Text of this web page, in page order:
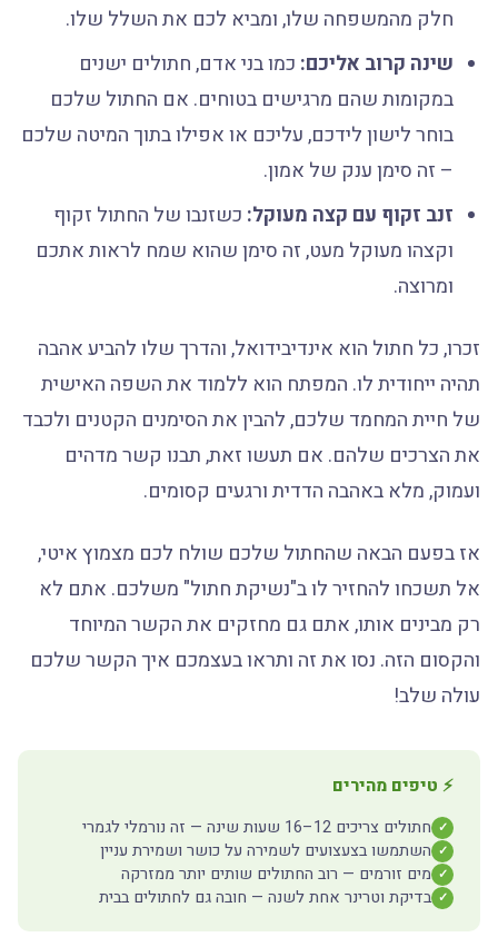
חלק מהמשפחה שלו, ומביא לכם את השלל שלו.
שינה קרוב אליכם:כמו בני אדם, חתולים ישנים
במקומות שהם מרגישים בטוחים. אם החתול שלכם
בוחר לישון לידכם, עליכם או אפילו בתוך המיטה שלכם
– זה סימן ענק של אמון.
זנב זקוף עם קצה מעוקל:כשזנבו של החתול זקוף
וקצהו מעוקל מעט, זה סימן שהוא שמח לראות אתכם
ומרוצה.
זכרו, כל חתול הוא אינדיבידואל, והדרך שלו להביע אהבה
תהיה ייחודית לו. המפתח הוא ללמוד את השפה האישית
של חיית המחמד שלכם, להבין את הסימנים הקטנים ולכבד
את הצרכים שלהם. אם תעשו זאת, תבנו קשר מדהים
ועמוק, מלא באהבה הדדית ורגעים קסומים.
אז בפעם הבאה שהחתול שלכם שולח לכם מצמוץ איטי,
אל תשכחו להחזיר לו ב"נשיקת חתול" משלכם. אתם לא
רק מבינים אותו, אתם גם מחזקים את הקשר המיוחד
והקסום הזה. נסו את זה ותראו בעצמכם איך הקשר שלכם
עולה שלב!
⚡ טיפים מהירים
✓ חתולים צריכים 12–16 שעות שינה — זה נורמלי לגמרי
✓ השתמשו בצעצועים לשמירה על כושר ושמירת עניין
✓ מים זורמים — רוב החתולים שותים יותר ממזרקה
✓ בדיקת וטרינר אחת לשנה — חובה גם לחתולים בבית